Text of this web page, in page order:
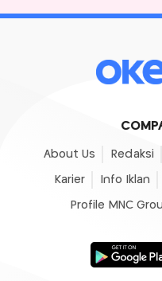
About Us Redaksi
Karier Info Iklan
Profile MNC